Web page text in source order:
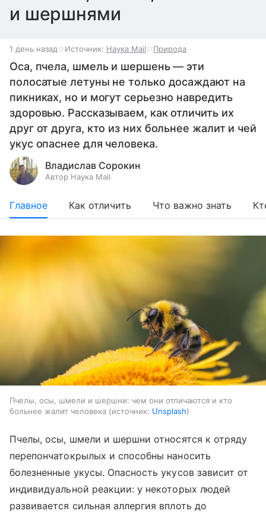
и шершнями
1 день назад Источник: Наука Mail Природа
Оса, пчела, шмель и шершень — эти
полосатые летуны не только досаждают на
пикниках, но и могут серьезно навредить
здоровью. Рассказываем, как отличить их
друг от друга, кто из них больнее жалит и чей
укус опаснее для человека.
Владислав Сорокин
Автор Наука Mail
Главное Как отличить Что важно знать
Пчелы, осы, шмели и шершни: чем они отличаются и кто
больнее жалит человека
источник: Unsplash
Пчелы, осы, шмели и шершни относятся к отряду
перепончатокрылых и способны наносить
болезненные укусы. Опасность укусов зависит от
индивидуальной реакции: у некоторых людей
развивается сильная аллергия вплоть до